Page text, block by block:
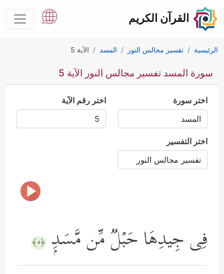
القرآن الكريم
الرئيسية تفسير مجالس النور المسد الآية 5
سورة المسد تفسير مجالس النور الآية 5
اختر سورة اختر رقم الآية
اختر التفسير
فِی جِیدِهَا حَبۡلࣱ مِّن مَّسَدِۭ ﴿٥﴾